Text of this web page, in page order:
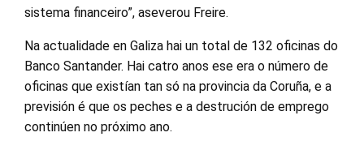
sistema financeiro”, aseverou Freire.
Na actualidade en Galiza hai un total de 132 oficinas do
Banco Santander. Hai catro anos ese era o número de
oficinas que existían tan só na provincia da Coruña, e a
previsión é que os peches e a destrución de emprego
continúen no próximo ano.